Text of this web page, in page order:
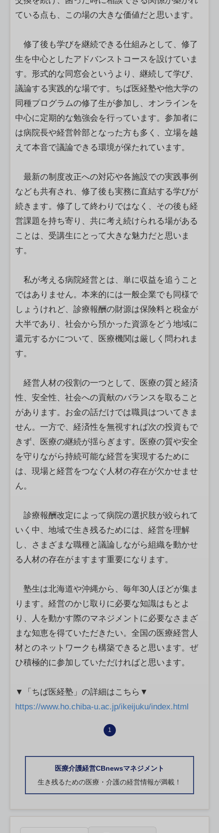
ている点も、この場の大きな価値だと思います。
修了後も学びを継続できる仕組みとして、修了
生を中心としたアドバンストコースを設けていま
す。形式的な同窓会というより、継続して学び、
議論する実践的な場です。ちば医経塾や他大学の
同種プログラムの修了生が参加し、オンラインを
中心に定期的な勉強会を行っています。参加者に
は病院長や経営幹部となった方も多く、立場を越
えて本音で議論できる環境が保たれています。
最新の制度改正への対応や各施設での実践事例
なども共有され、修了後も実務に直結する学びが
続きます。修了して終わりではなく、その後も経
営課題を持ち寄り、共に考え続けられる場がある
ことは、受講生にとって大きな魅力だと思いま
す。
私が考える病院経営とは、単に収益を追うこと
ではありません。本来的には一般企業でも同様で
しょうけれど、診療報酬の財源は保険料と税金が
大半であり、社会から預かった資源をどう地域に
還元するかについて、医療機関は厳しく問われま
す。
経営人材の役割の一つとして、医療の質と経済
性、安全性、社会への貢献のバランスを取ること
があります。お金の話だけでは職員はついてきま
せん。一方で、経済性を無視すれば次の投資もで
きず、医療の継続が揺らぎます。医療の質や安全
を守りながら持続可能な経営を実現するために
は、現場と経営をつなぐ人材の存在が欠かせませ
ん。
診療報酬改定によって病院の選択肢が絞られて
いく中、地域で生き残るためには、経営を理解
し、さまざまな職種と議論しながら組織を動かせ
る人材の存在がますます重要になります。
塾生は北海道や沖縄から、毎年30人ほどが集ま
ります。経営のかじ取りに必要な知識はもとよ
り、人を動かす際のマネジメントに必要なさまざ
まな知恵を得ていただきたい。全国の医療経営人
材とのネットワークも構築できると思います。ぜ
ひ積極的に参加していただければと思います。
▼「ちば医経塾」の詳細はこちら▼
https://www.ho.chiba-u.ac.jp/ikeijuku/index.html
1
医療介護経営CBnewsマネジメント
生き残るための医療・介護の経営情報が満載！